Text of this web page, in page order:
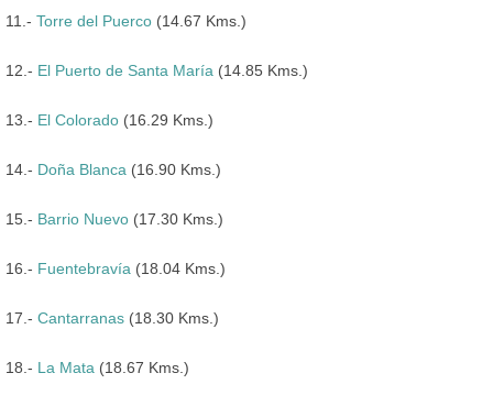
11.- Torre del Puerco (14.67 Kms.)
12.- El Puerto de Santa María (14.85 Kms.)
13.- El Colorado (16.29 Kms.)
14.- Doña Blanca (16.90 Kms.)
15.- Barrio Nuevo (17.30 Kms.)
16.- Fuentebravía (18.04 Kms.)
17.- Cantarranas (18.30 Kms.)
18.- La Mata (18.67 Kms.)